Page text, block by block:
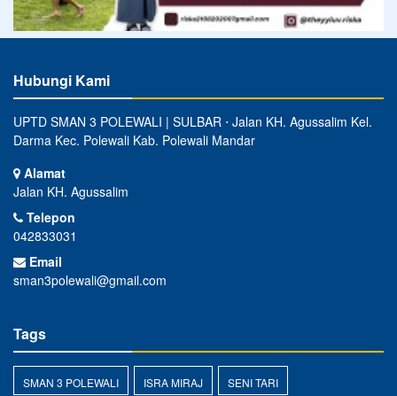
Hubungi Kami
UPTD SMAN 3 POLEWALI | SULBAR ⋅ Jalan KH. Agussalim Kel.
Darma Kec. Polewali Kab. Polewali Mandar
Alamat
Jalan KH. Agussalim
Telepon
042833031
Email
sman3polewali@gmail.com
Tags
SMAN 3 POLEWALI ISRA MIRAJ SENI TARI